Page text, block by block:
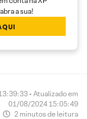
a sua!
• Atualizado em
01/08/2024 15:05:49
2 minutos de leitura